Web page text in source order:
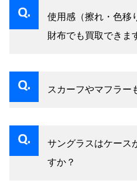
使用感（擦れ・色移
財布でも買取できま
スカーフやマフラー
サングラスはケース
すか？